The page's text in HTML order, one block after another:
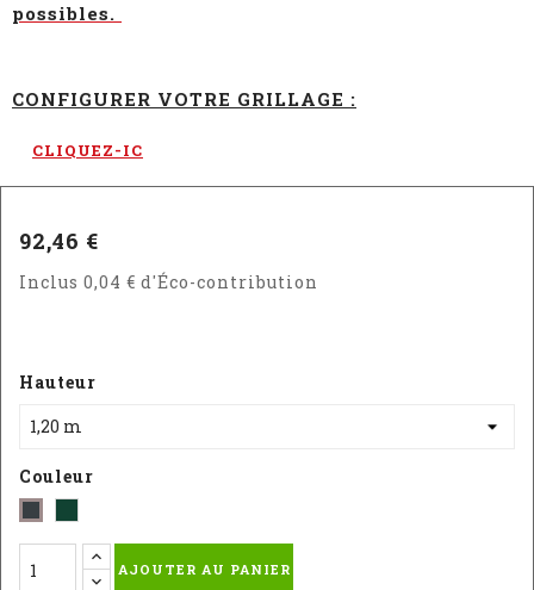
possibles.
CONFIGURER VOTRE GRILLAGE :
CLIQUEZ-IC
92,46 €
Inclus 0,04 € d'Éco-contribution
Hauteur
Couleur
Gris
-
RAL
-
RAL
AJOUTER AU PANIER